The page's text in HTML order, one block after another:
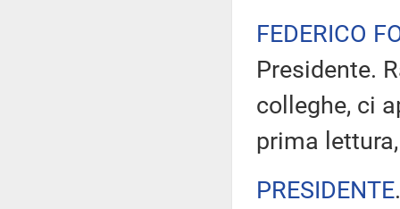
FEDERICO
Presidente.
colleghe, ci
prima
PRESIDENTE